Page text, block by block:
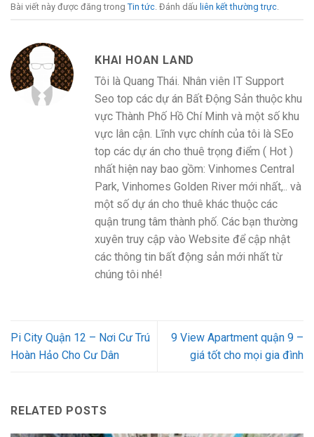
Bài viết này được đăng trong Tin tức . Đánh dấu liên kết thường trực
KHAI HOAN LAND
Tôi là Quang Thái. Nhân viên IT Support
Seo top các dự án Bất Động Sản thuộc khu
vực Thành Phố Hồ Chí Minh và một số khu
vực lân cận. Lĩnh vực chính của tôi là SEo
top các dự án cho thuê trọng điểm ( Hot )
nhất hiện nay bao gồm: Vinhomes Central
Park, Vinhomes Golden River mới nhất,.. và
một số dự án cho thuê khác thuộc các
quận trung tâm thành phố. Các bạn thường
xuyên truy cập vào Website để cập nhật
các thông tin bất động sản mới nhất từ
chúng tôi nhé!
Pi City Quận 12 – Nơi Cư Trú
Hoàn Hảo Cho Cư Dân
9 View Apartment quận 9 –
giá tốt cho mọi gia đình
RELATED POSTS